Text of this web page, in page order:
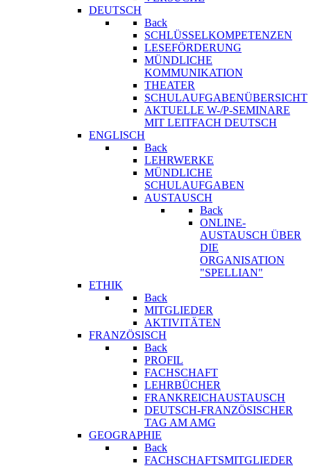
DEUTSCH
Back
SCHLÜSSELKOMPETENZEN
LESEFÖRDERUNG
MÜNDLICHE
KOMMUNIKATION
THEATER
SCHULAUFGABENÜBERSICHT
AKTUELLE W-/P-SEMINARE
MIT LEITFACH DEUTSCH
ENGLISCH
Back
LEHRWERKE
MÜNDLICHE
SCHULAUFGABEN
AUSTAUSCH
Back
ONLINE-
AUSTAUSCH ÜBER
DIE
ORGANISATION
"SPELLIAN"
ETHIK
Back
MITGLIEDER
AKTIVITÄTEN
FRANZÖSISCH
Back
PROFIL
FACHSCHAFT
LEHRBÜCHER
FRANKREICHAUSTAUSCH
DEUTSCH-FRANZÖSISCHER
TAG AM AMG
GEOGRAPHIE
Back
FACHSCHAFTSMITGLIEDER